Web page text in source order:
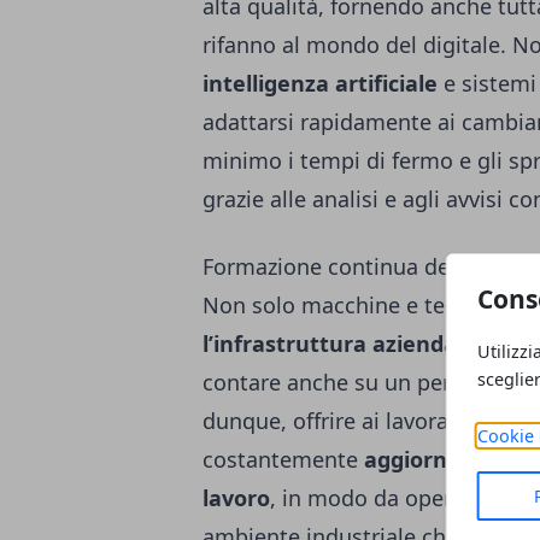
Cookie
alta qualità, fornendo anche
rifanno al mondo del digitale.
intelligenza artificiale e
adattarsi rapidamente ai
minimo i tempi di fermo e gli
grazie alle analisi e agli avvisi
Formazione continua del
Non solo macchine e tecnologie
l’infrastruttura aziendale e
contare anche su un personale
dunque, offrire ai lavoratori tutto
costantemente aggiornati sulle
lavoro, in modo da operare al